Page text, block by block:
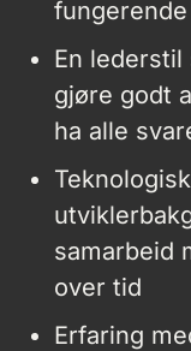
En
gjøre godt
ha alle
samarbeid
over tid
Erfaring